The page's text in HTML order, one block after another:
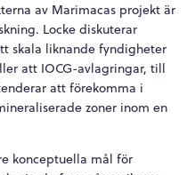
av Marimacas projekt är
Locke diskuterar
skala liknande fyndigheter
att IOCG-avlagringar, till
att förekomma i
zoner inom en
konceptuella mål för